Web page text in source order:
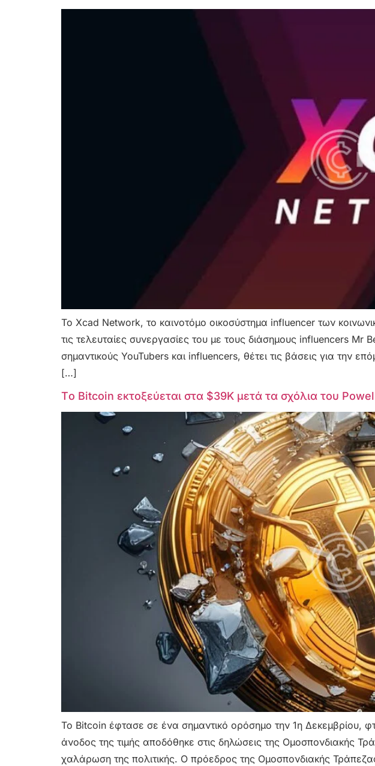
Το Xcad Network, το καινοτόμο οικοσύστημα influencer των
τις τελευταίες συνεργασίες του με τους διάσημους influencers Mr
σημαντικούς YouTubers και influencers, θέτει τις βάσεις για την
[…]
Tο Bitcoin εκτοξεύεται στα $39K μετά τα σχόλια του
Το Bitcoin έφτασε σε ένα σημαντικό ορόσημο την 1η
άνοδος της τιμής αποδόθηκε στις δηλώσεις της Ομοσπονδιακής
χαλάρωση της πολιτικής. Ο πρόεδρος της Ομοσπονδιακής